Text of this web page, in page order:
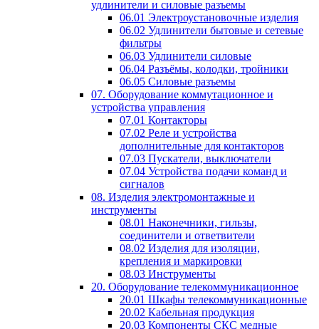
удлинители и силовые разъемы
06.01 Электроустановочные изделия
06.02 Удлинители бытовые и сетевые
фильтры
06.03 Удлинители силовые
06.04 Разъёмы, колодки, тройники
06.05 Силовые разъемы
07. Оборудование коммутационное и
устройства управления
07.01 Контакторы
07.02 Реле и устройства
дополнительные для контакторов
07.03 Пускатели, выключатели
07.04 Устройства подачи команд и
сигналов
08. Изделия электромонтажные и
инструменты
08.01 Наконечники, гильзы,
соединители и ответвители
08.02 Изделия для изоляции,
крепления и маркировки
08.03 Инструменты
20. Оборудование телекоммуникационное
20.01 Шкафы телекоммуникационные
20.02 Кабельная продукция
20.03 Компоненты СКС медные